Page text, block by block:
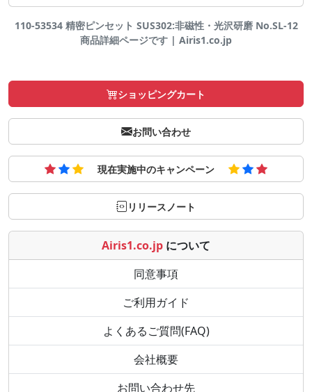
110-53534 精密ピンセット SUS302:非磁性・光沢研磨 No.SL-12
商品詳細ページです | Airis1.co.jp
ショッピングカート
お問い合わせ
現在実施中のキャンペーン
リリースノート
Airis1.co.jp について
同意事項
ご利用ガイド
よくあるご質問(FAQ)
会社概要
お問い合わせ先